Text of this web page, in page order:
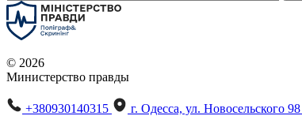
© 2026
Министерство правды
+380930140315 г. Одесса, ул. Новосельского 98